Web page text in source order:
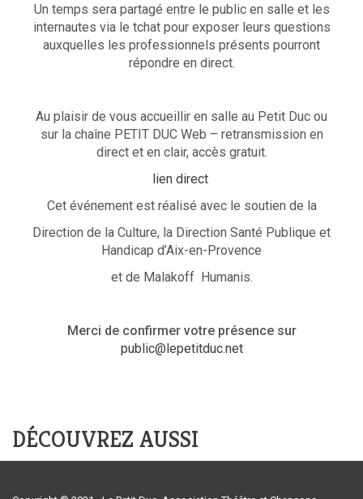
Un temps sera partagé entre le public en salle et les
internautes via le tchat pour exposer leurs questions
auxquelles les professionnels présents pourront
répondre en direct.
Au plaisir de vous accueillir en salle au Petit Duc ou
sur la chaîne PETIT DUC Web – retransmission en
direct et en clair, accès gratuit.
lien direct
Cet événement est réalisé avec le soutien de la
Direction de la Culture, la Direction Santé Publique et
Handicap d’Aix-en-Provence
et de Malakoff Humanis.
Merci de confirmer votre présence sur
public@lepetitduc.net
DÉCOUVREZ AUSSI